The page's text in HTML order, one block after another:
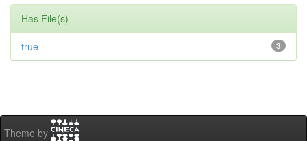
Has File(s)
3
true
Theme by